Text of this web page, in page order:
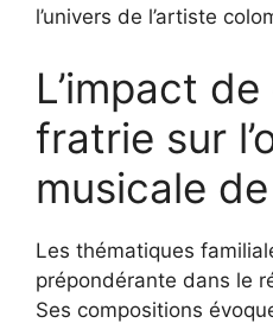
l’univers de l’artiste
L’impact
fratrie sur
musicale
Les thématiques
prépondérante dans le
Ses compositions